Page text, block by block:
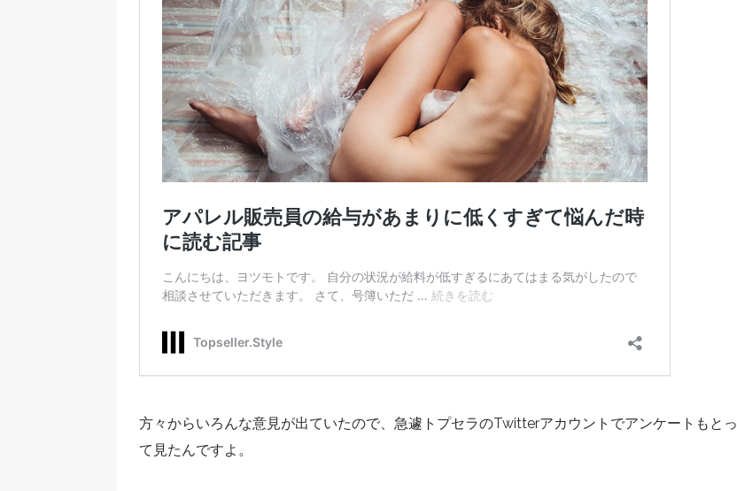
方々からいろんな意見が出ていたので、急遽トプセラのTwitterアカウントでアンケートもとっ
て見たんですよ。